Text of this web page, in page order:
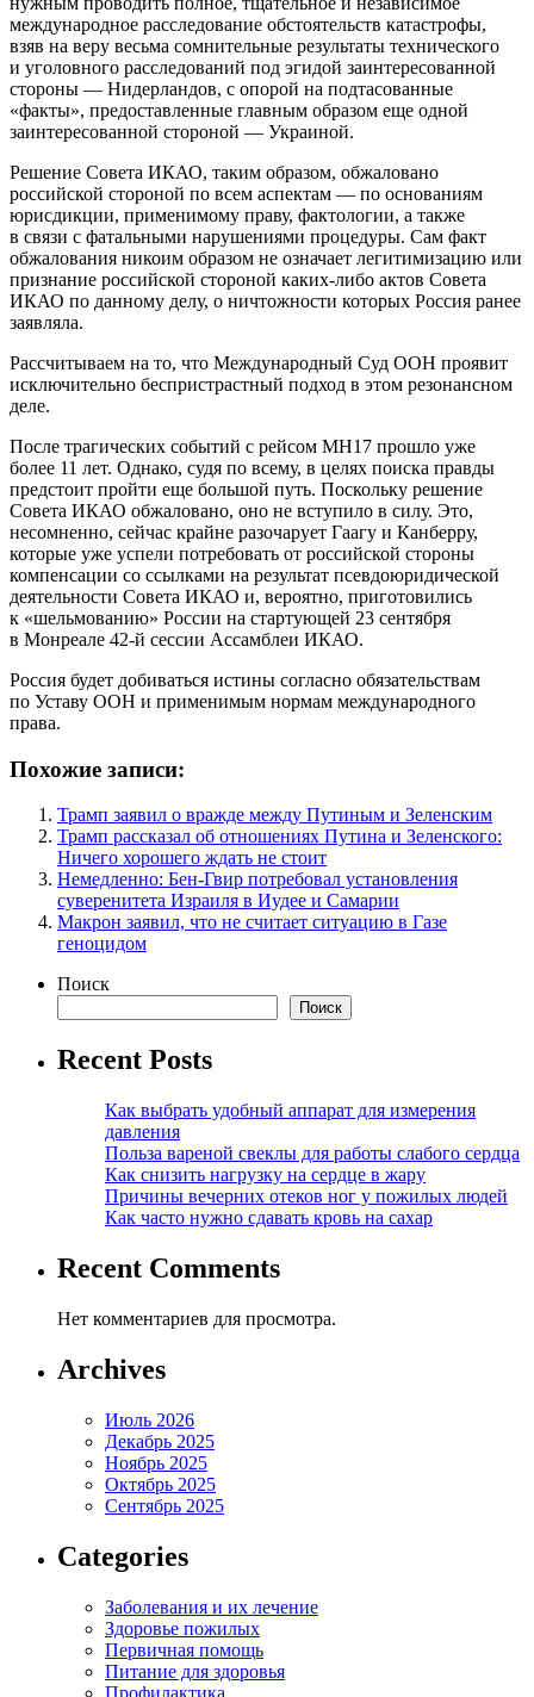
международное расследование обстоятельств катастрофы,
взяв на веру весьма сомнительные результаты технического
и уголовного расследований под эгидой заинтересованной
стороны — Нидерландов, с опорой на подтасованные
«факты», предоставленные главным образом еще одной
заинтересованной стороной — Украиной.
Решение Совета ИКАО, таким образом, обжаловано
российской стороной по всем аспектам — по основаниям
юрисдикции, применимому праву, фактологии, а также
в связи с фатальными нарушениями процедуры. Сам факт
обжалования никоим образом не означает легитимизацию или
признание российской стороной каких-либо актов Совета
ИКАО по данному делу, о ничтожности которых Россия ранее
заявляла.
Рассчитываем на то, что Международный Суд ООН проявит
исключительно беспристрастный подход в этом резонансном
деле.
После трагических событий с рейсом MH17 прошло уже
более 11 лет. Однако, судя по всему, в целях поиска правды
предстоит пройти еще большой путь. Поскольку решение
Совета ИКАО обжаловано, оно не вступило в силу. Это,
несомненно, сейчас крайне разочарует Гаагу и Канберру,
которые уже успели потребовать от российской стороны
компенсации со ссылками на результат псевдоюридической
деятельности Совета ИКАО и, вероятно, приготовились
к «шельмованию» России на стартующей 23 сентября
в Монреале 42-й сессии Ассамблеи ИКАО.
Россия будет добиваться истины согласно обязательствам
по Уставу ООН и применимым нормам международного
права.
Похожие записи:
Трамп заявил о вражде между Путиным и Зеленским
Трамп рассказал об отношениях Путина и Зеленского:
Ничего хорошего ждать не стоит
Немедленно: Бен-Гвир потребовал установления
суверенитета Израиля в Иудее и Самарии
Макрон заявил, что не считает ситуацию в Газе
геноцидом
Поиск
Поиск
Recent Posts
Как выбрать удобный аппарат для измерения
давления
Польза вареной свеклы для работы слабого сердца
Как снизить нагрузку на сердце в жару
Причины вечерних отеков ног у пожилых людей
Как часто нужно сдавать кровь на сахар
Recent Comments
Нет комментариев для просмотра.
Archives
Июль 2026
Декабрь 2025
Ноябрь 2025
Октябрь 2025
Сентябрь 2025
Categories
Заболевания и их лечение
Здоровье пожилых
Первичная помощь
Питание для здоровья
Профилактика